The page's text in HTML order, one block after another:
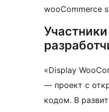
wooCommerce
«Display
— проект с
кодом. В